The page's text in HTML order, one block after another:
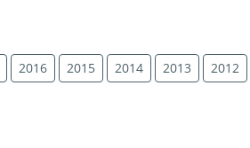
2016 2015 2014 2013 2012